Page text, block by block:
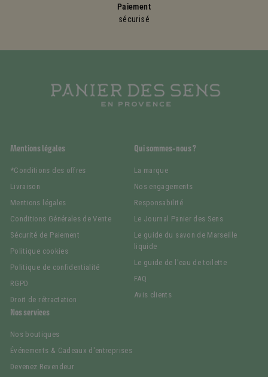
Paiement
sécurisé
Mentions légales
*Conditions des offres
Livraison
Mentions légales
Conditions Générales de Vente
Sécurité de Paiement
Politique cookies
Politique de confidentialité
RGPD
Droit de rétractation
Qui sommes-nous ?
La marque
Nos engagements
Responsabilité
Le Journal Panier des Sens
Le guide du savon de Marseille
liquide
Le guide de l'eau de toilette
FAQ
Avis clients
Nos services
Nos boutiques
Événements & Cadeaux d'entreprises
Devenez Revendeur